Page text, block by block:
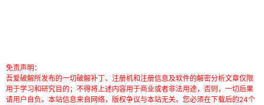
免责声明：
吾爱破解所发布的一切破解补丁、注册机和注册信息及软件的解密分析文章仅限
用于学习和研究目的；不得将上述内容用于商业或者非法用途，否则，一切后果
请用户自负。本站信息来自网络，版权争议与本站无关。您必须在下载后的24个